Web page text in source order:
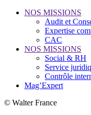
NOS MISSIONS
Audit et
Expertise
CAC
NOS MISSIONS
Social & RH
Service
Contrôle
Mag’Expert
© Walter France